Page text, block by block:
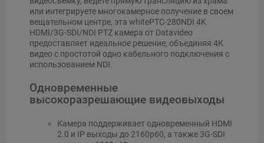
или интегрируете многокамерное получение в своем
вещательном центре, эта whitePTC-280NDI 4K
HDMI/3G-SDI/NDI PTZ камера от Datavideo
предоставляет идеальное решение, объединяя 4K
видео с простотой одно кабельного подключения с
использованием NDI.
Одновременные
высокоразрешающие видеовыходы
Камера поддерживает одновременный HDMI
2.0 и IP выходы до 2160p60, а также 3G-SDI